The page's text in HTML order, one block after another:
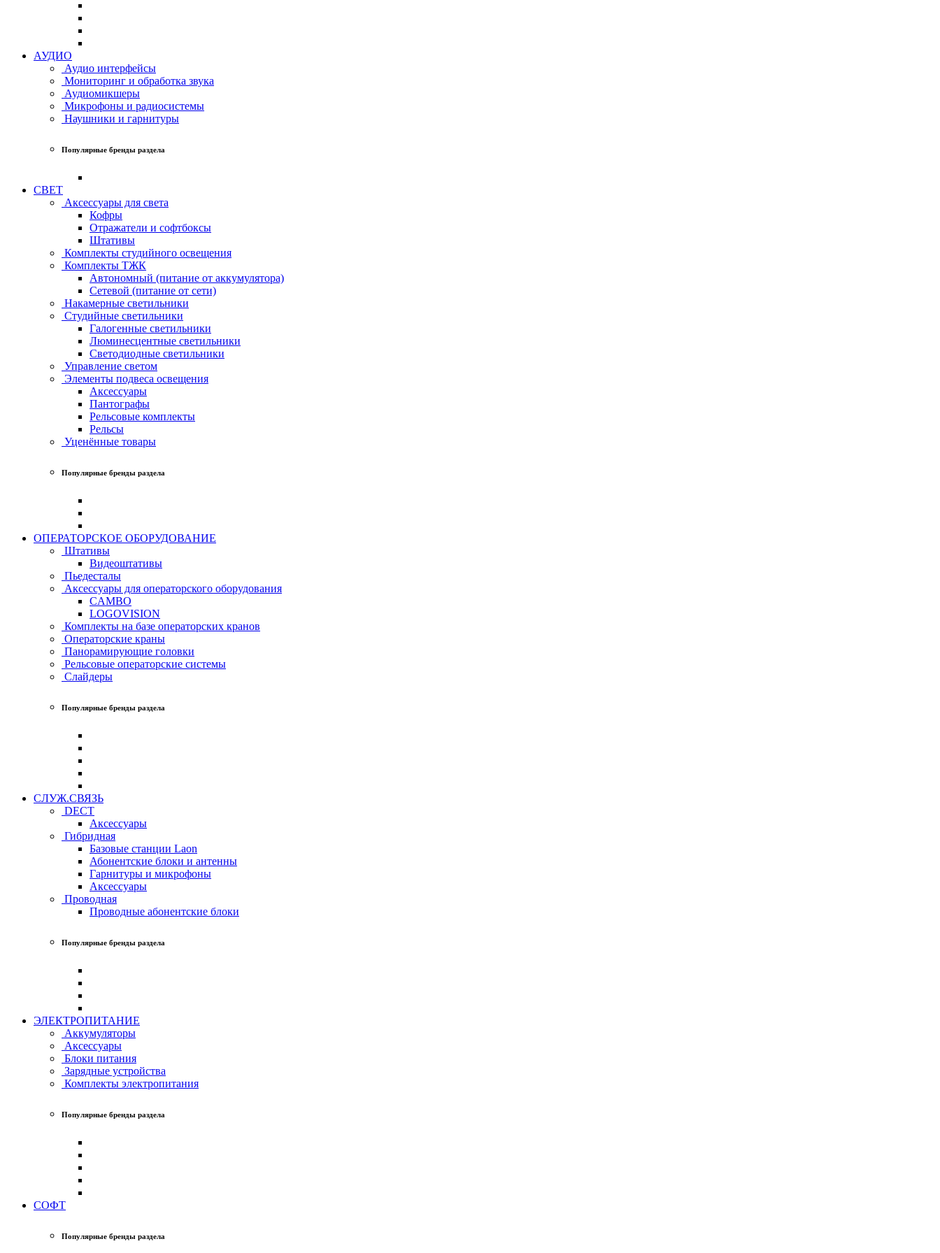
АУДИО
Аудио интерфейсы
Мониторинг и обработка звука
Аудиомикшеры
Микрофоны и радиосистемы
Наушники и гарнитуры
Популярные бренды раздела
СВЕТ
Аксессуары для света
Кофры
Отражатели и софтбоксы
Штативы
Комплекты студийного освещения
Комплекты ТЖК
Автономный (питание от аккумулятора)
Сетевой (питание от сети)
Накамерные светильники
Студийные светильники
Галогенные светильники
Люминесцентные светильники
Светодиодные светильники
Управление светом
Элементы подвеса освещения
Аксессуары
Пантографы
Рельсовые комплекты
Рельсы
Уценённые товары
Популярные бренды раздела
ОПЕРАТОРСКОЕ ОБОРУДОВАНИЕ
Штативы
Видеоштативы
Пьедесталы
Аксессуары для операторского оборудования
CAMBO
LOGOVISION
Комплекты на базе операторских кранов
Операторские краны
Панорамирующие головки
Рельсовые операторские системы
Слайдеры
Популярные бренды раздела
СЛУЖ.СВЯЗЬ
DECT
Аксессуары
Гибридная
Базовые станции Laon
Абонентские блоки и антенны
Гарнитуры и микрофоны
Аксессуары
Проводная
Проводные абонентские блоки
Популярные бренды раздела
ЭЛЕКТРОПИТАНИЕ
Аккумуляторы
Аксессуары
Блоки питания
Зарядные устройства
Комплекты электропитания
Популярные бренды раздела
СОФТ
Популярные бренды раздела